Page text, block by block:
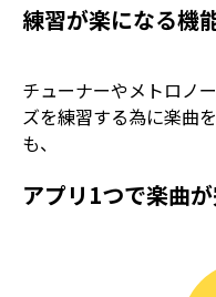
練習が楽になる機
チューナーやメトロノ
ズを練習する為に楽曲
も、
アプリ1つで楽曲